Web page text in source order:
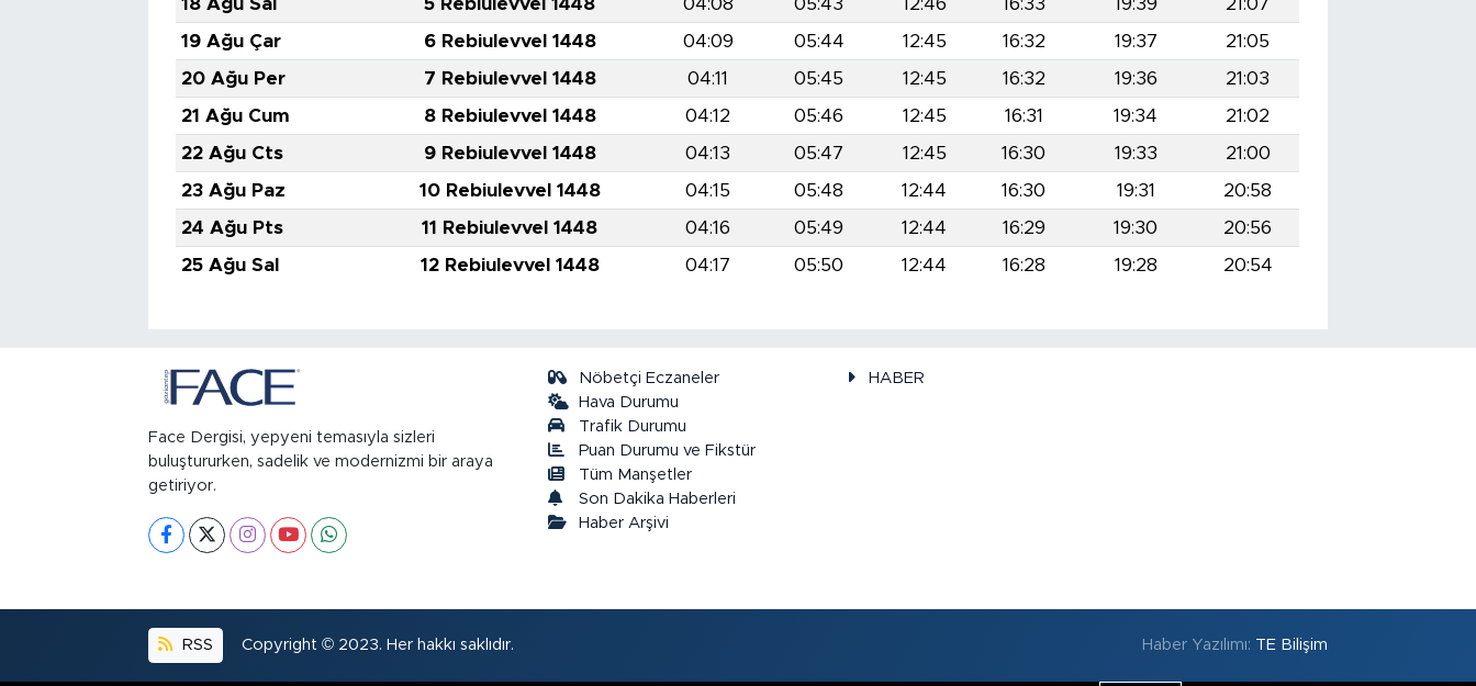
19 Ağu Çar
6 Rebiulevvel 1448 04:09 05:44 12:45 16:32 19:37
21:05
20 Ağu Per
7 Rebiulevvel 1448 04:11 05:45 12:45 16:32 19:36
21:03
21 Ağu Cum
8 Rebiulevvel 1448 04:12 05:46 12:45 16:31 19:34
21:02
22 Ağu Cts
9 Rebiulevvel 1448 04:13 05:47 12:45 16:30 19:33
21:00
23 Ağu Paz
10 Rebiulevvel 1448 04:15 05:48 12:44 16:30 19:31
20:58
24 Ağu Pts
11 Rebiulevvel 1448 04:16 05:49 12:44 16:29 19:30
20:56
25 Ağu Sal
12 Rebiulevvel 1448 04:17 05:50 12:44 16:28 19:28 20:54
Face Dergisi, yepyeni temasıyla sizleri
buluştururken, sadelik ve modernizmi bir araya
getiriyor.
Nöbetçi Eczaneler
Hava Durumu
Trafik Durumu
Puan Durumu ve Fikstür
Tüm Manşetler
Son Dakika Haberleri
Haber Arşivi
HABER
RSS Copyright © 2023. Her hakkı saklıdır. Haber Yazılımı: TE Bilişim